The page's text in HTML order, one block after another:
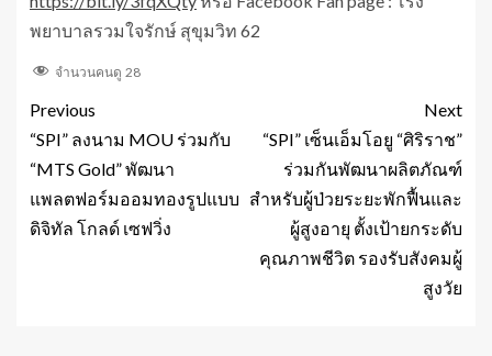
พยาบาลรวมใจรักษ์ สุขุมวิท 62
จำนวนคนดู 28
Previous
“SPI” ลงนาม MOU ร่วมกับ
“MTS Gold” พัฒนา
แพลตฟอร์มออมทองรูปแบบ
ดิจิทัล โกลด์ เซฟวิ่ง
Next
“SPI” เซ็นเอ็มโอยู “ศิริราช”
ร่วมกันพัฒนาผลิตภัณฑ์
สำหรับผู้ป่วยระยะพักฟื้นและ
ผู้สูงอายุ ตั้งเป้ายกระดับ
คุณภาพชีวิต รองรับสังคมผู้
สูงวัย